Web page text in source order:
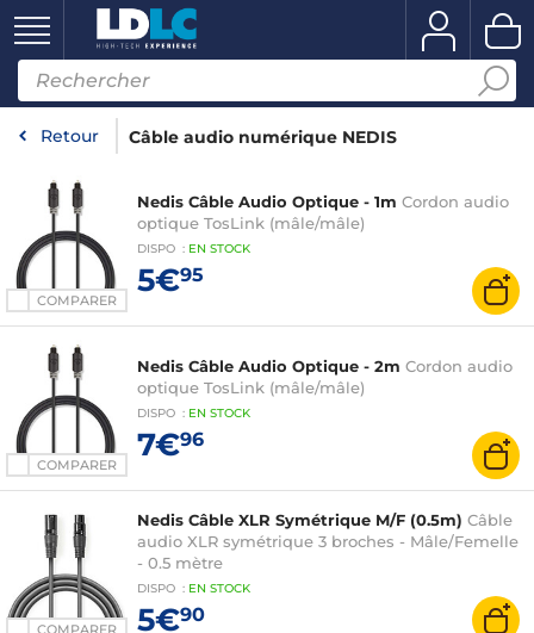
Retour Câble audio numérique NEDIS
COMPARER
Nedis Câble Audio Optique - 1m Cordon audio
optique TosLink (mâle/mâle)
DISPO : EN STOCK
5€95
COMPARER
Nedis Câble Audio Optique - 2m Cordon audio
optique TosLink (mâle/mâle)
DISPO : EN STOCK
7€96
COMPARER
Nedis Câble XLR Symétrique M/F (0.5m) Câble
audio XLR symétrique 3 broches - Mâle/Femelle
- 0.5 mètre
DISPO : EN STOCK
5€90